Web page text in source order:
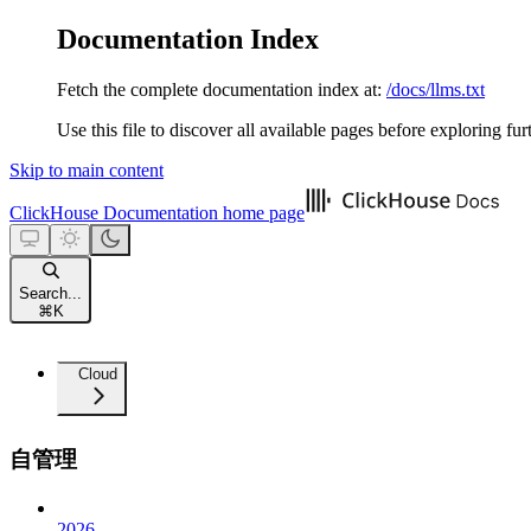
Documentation Index
Fetch the complete documentation index at: /docs/llms.txt
Use this file to discover all available pages before exploring
Skip to main content
ClickHouse Documentation home page
Search...
⌘ K
Cloud
自管理